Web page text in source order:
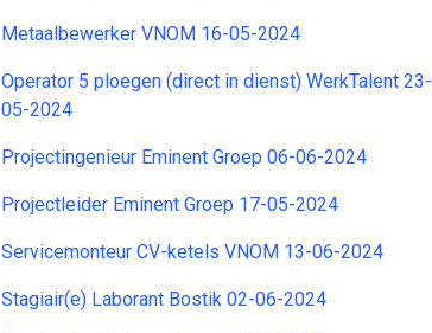
Metaalbewerker VNOM 16-05-2024
Operator 5 ploegen (direct in dienst) WerkTalent 23-
05-2024
Projectingenieur Eminent Groep 06-06-2024
Projectleider Eminent Groep 17-05-2024
Servicemonteur CV-ketels VNOM 13-06-2024
Stagiair(e) Laborant Bostik 02-06-2024